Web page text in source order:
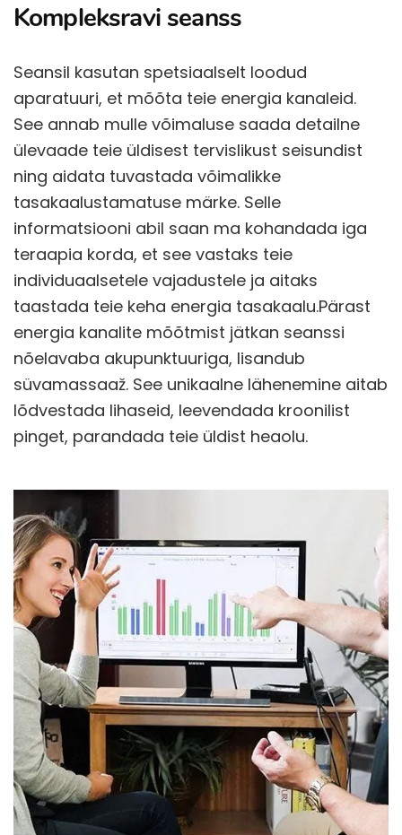
Kompleksravi seanss
Seansil kasutan spetsiaalselt loodud
aparatuuri, et mõõta teie energia kanaleid.
See annab mulle võimaluse saada detailne
ülevaade teie üldisest tervislikust seisundist
ning aidata tuvastada võimalikke
tasakaalustamatuse märke. Selle
informatsiooni abil saan ma kohandada iga
teraapia korda, et see vastaks teie
individuaalsetele vajadustele ja aitaks
taastada teie keha energia tasakaalu.Pärast
energia kanalite mõõtmist jätkan seanssi
nõelavaba akupunktuuriga, lisandub
süvamassaaž. See unikaalne lähenemine aitab
lõdvestada lihaseid, leevendada kroonilist
pinget, parandada teie üldist heaolu.